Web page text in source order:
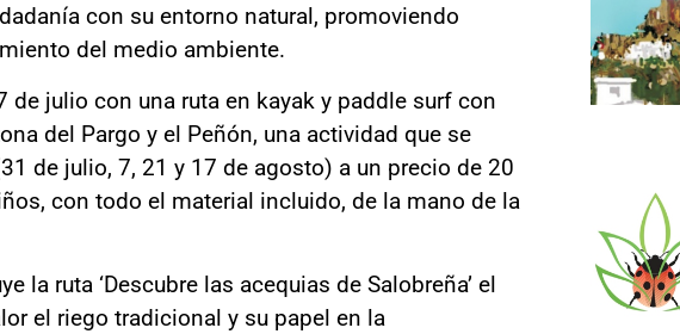
con su entorno natural, promoviendo
del medio ambiente.
de julio con una ruta en kayak y paddle surf con
del Pargo y el Peñón, una actividad que se
de julio, 7, 21 y 17 de agosto) a un precio de 20
con todo el material incluido, de la mano de la
la ruta ‘Descubre las acequias de Salobreña’ el
el riego tradicional y su papel en la